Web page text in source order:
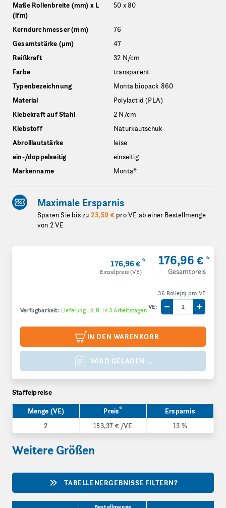
Maße Rollenbreite (mm) x L
(lfm)
50 x 80
Kerndurchmesser (mm)
76
Gesamtstärke (µm)
47
Reißkraft
32 N/cm
Farbe
transparent
Typenbezeichnung
Monta biopack 860
Material
Polylactid (PLA)
Klebekraft auf Stahl
2 N/cm
Klebstoff
Naturkautschuk
Abrolllautstärke
leise
ein-/doppelseitig
einseitig
Markenname
Monta®
Maximale Ersparnis
Sparen Sie bis zu 23,59 € pro VE ab einer Bestellmenge
von 2 VE
176,96 €*
Einzelpreis (VE)
176,96 € *
Gesamtpreis
Verfügbarkeit: Lieferung i.d.R. in 3 Arbeitstagen
36 Rolle(n) pro VE
VE:
Menge um eine
Menge
IN DEN WARENKORB
WIRD GELADEN …
Staffelpreise
Menge (VE) Preis*
Ersparnis
2
153,37 € /VE 13 %
Weitere Größen
TABELLENERGEBNISSE FILTERN?